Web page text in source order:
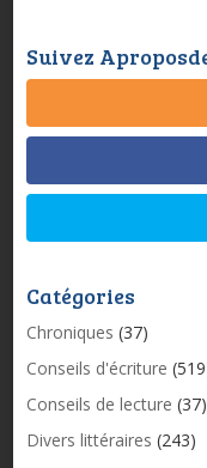
Suivez
Catégories
Chroniques (37)
Conseils d'écriture
Conseils de lecture (37)
Divers littéraires (243)